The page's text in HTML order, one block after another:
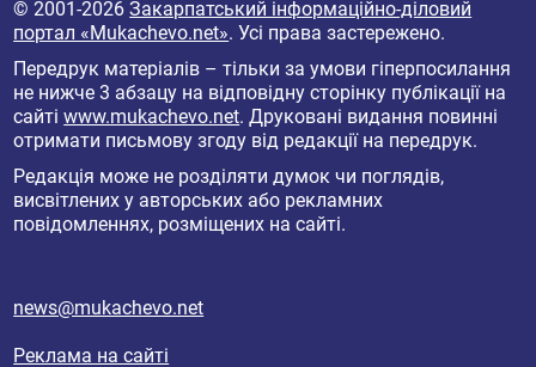
© 2001-2026Закарпатський інформаційно-діловий
портал «Mukachevo.net». Усі права застережено.
Передрук матеріалів – тільки за умови гіперпосилання
не нижче 3 абзацу на відповідну сторінку публікації на
сайтіwww.mukachevo.net. Друковані видання повинні
отримати письмову згоду від редакції на передрук.
Редакція може не розділяти думок чи поглядів,
висвітлених у авторських або рекламних
повідомленнях, розміщених на сайті.
news@mukachevo.net
Реклама на сайті